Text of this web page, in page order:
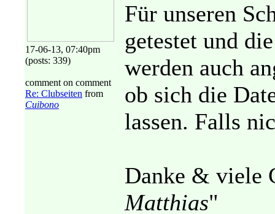
17-06-13, 07:40pm
(posts: 339)
comment on comment
Re: Clubseiten from
Cuibono
Für unseren
getestet und
werden auch
ob sich die
lassen. Falls
Danke & viele
Matthias"